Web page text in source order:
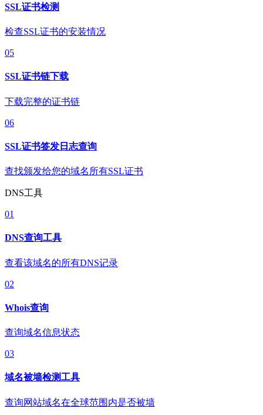
SSL证书检测
检查SSL证书的安装情况
05
SSL证书链下载
下载完整的证书链
06
SSL证书签发日志查询
查找颁发给您的域名所有SSL证书
DNS工具
01
DNS查询工具
查看该域名的所有DNS记录
02
Whois查询
查询域名信息状态
03
域名被墙检测工具
查询网站域名在全球范围内是否被墙